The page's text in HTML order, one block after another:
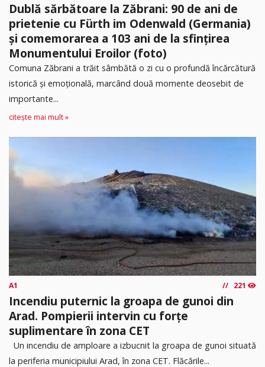
Dublă sărbătoare la Zăbrani: 90 de ani de
prietenie cu Fürth im Odenwald (Germania)
și comemorarea a 103 ani de la sfințirea
Monumentului Eroilor (foto)
Comuna Zăbrani a trăit sâmbătă o zi cu o profundă încărcătură
istorică și emoțională, marcând două momente deosebit de
importante...
citește mai mult »
A1 221
Incendiu puternic la groapa de gunoi din
Arad. Pompierii intervin cu forțe
suplimentare în zona CET
Un incendiu de amploare a izbucnit la groapa de gunoi situată
la periferia municipiului Arad, în zona CET. Flăcările...